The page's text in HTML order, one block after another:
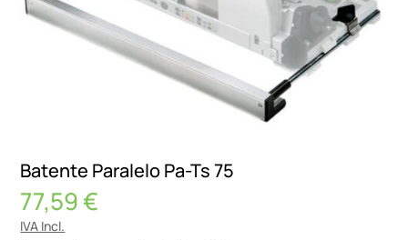
Batente Paralelo Pa-Ts 75
77,59€
IVA Incl.